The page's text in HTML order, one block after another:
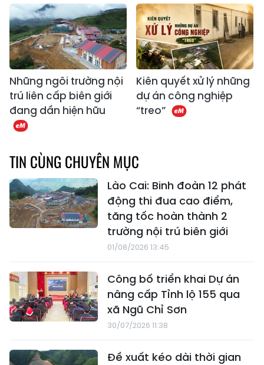
Những ngôi trường nội
trú liên cấp biên giới
đang dần hiện hữu
Kiên quyết xử lý những
dự án công nghiệp
“treo”
TIN CÙNG CHUYÊN MỤC
Lào Cai: Binh đoàn 12 phát
động thi đua cao điểm,
tăng tốc hoàn thành 2
trường nội trú biên giới
01/08/2026 13:45
Công bố triển khai Dự án
nâng cấp Tỉnh lộ 155 qua
xã Ngũ Chỉ Sơn
30/07/2026 11:38
Đề xuất kéo dài thời gian